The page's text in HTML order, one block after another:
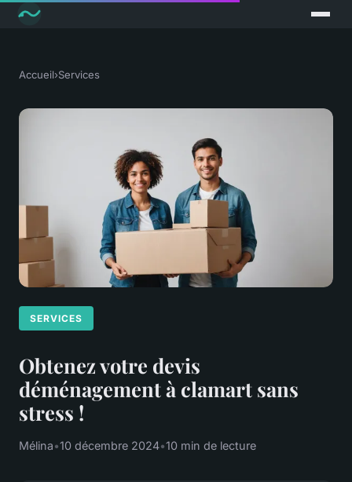
Accueil›Services
SERVICES
Obtenez votre devis
déménagement à clamart sans
stress !
Mélina•10 décembre 2024•10 min de lecture